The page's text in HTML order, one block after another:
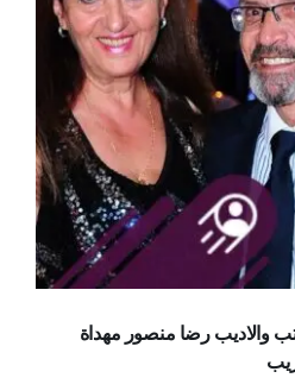
والاديب رضا منصور مهداة